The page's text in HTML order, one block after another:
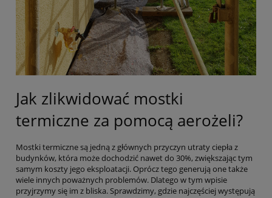
Jak zlikwidować mostki
termiczne za pomocą aerożeli?
Mostki termiczne są jedną z głównych przyczyn utraty ciepła z
budynków, która może dochodzić nawet do 30%, zwiększając tym
samym koszty jego eksploatacji. Oprócz tego generują one także
wiele innych poważnych problemów. Dlatego w tym wpisie
przyjrzymy się im z bliska. Sprawdzimy, gdzie najczęściej występują